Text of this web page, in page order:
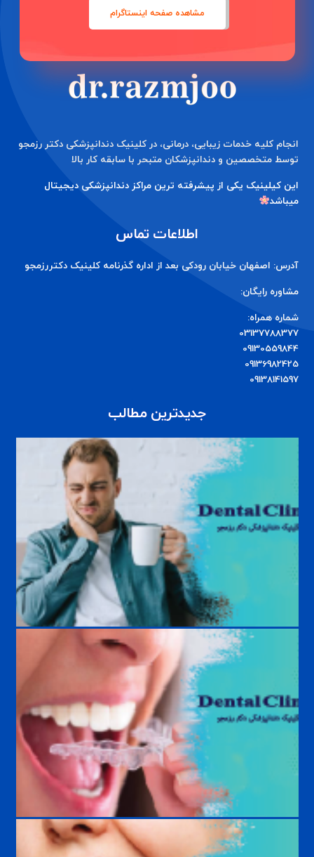
مشاهده صفحه اینستاگرام
انجام کلیه خدمات زیبایی، درمانی، در کلینیک دندانپزشکی دکتر رزمجو
توسط متخصصین و دندانپزشکان متبحر با سابقه کار بالا
این کیلینیک یکی از پیشرفته ترین مراکز دندانپزشکی دیجیتال
میباشد
اطلاعات تماس
آدرس: اصفهان خیابان رودکی بعد از اداره گذرنامه کلینیک دکتررزمجو
مشاوره رایگان:
شماره همراه:
03137788377
09130559844
09136982425
09138141597
جدیدترین مطالب
حساسیت دندان به سرما و گرما؛ علت، درمان و راه‌های پیشگیری
درمان دندان قروچه؛ بهترین روش‌های کنترل و جلوگیری از آسیب دندان‌ها